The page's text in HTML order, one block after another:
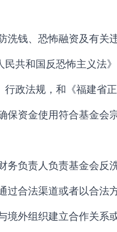
洗钱、恐怖融资及有关
民共和国反恐怖主义法
行政法规，和《福建省
保资金使用符合基金会
务负责人负责基金会反
过合法渠道或者以合法
境外组织建立合作关系